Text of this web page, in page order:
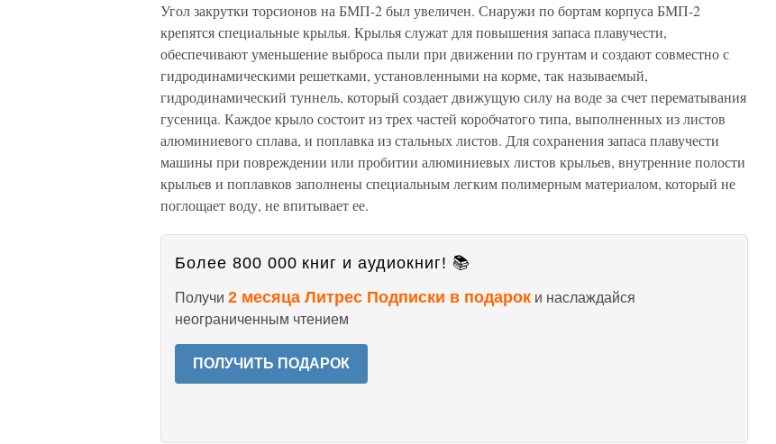
Угол закрутки торсионов на БМП-2 был увеличен. Снаружи по бортам корпуса БМП-2
крепятся специальные крылья. Крылья служат для повышения запаса плавучести,
обеспечивают уменьшение выброса пыли при движении по грунтам и создают совместно с
гидродинамическими решетками, установленными на корме, так называемый,
гидродинамический туннель, который создает движущую силу на воде за счет перематывания
гусеница. Каждое крыло состоит из трех частей коробчатого типа, выполненных из листов
алюминиевого сплава, и поплавка из стальных листов. Для сохранения запаса плавучести
машины при повреждении или пробитии алюминиевых листов крыльев, внутренние полости
крыльев и поплавков заполнены специальным легким полимерным материалом, который не
поглощает воду, не впитывает ее.
Более 800 000 книг и аудиокниг! 📚
Получи 2 месяца Литрес Подписки в подарок и наслаждайся
неограниченным чтением
ПОЛУЧИТЬ ПОДАРОК